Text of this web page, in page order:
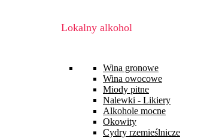
Lokalny alkohol
Wina gronowe
Wina owocowe
Miody pitne
Nalewki - Likiery
Alkohole mocne
Okowity
Cydry rzemieślnicze